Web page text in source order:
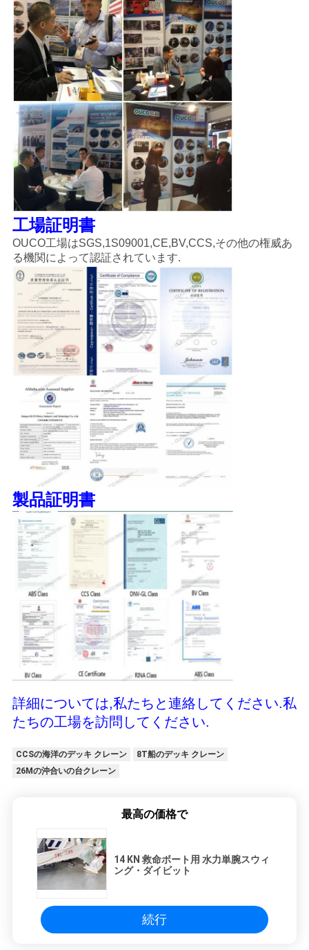
工場証明書
OUCO工場はSGS,1S09001,CE,BV,CCS,その他の権威あ
る機関によって認証されています.
製品証明書
詳細については,私たちと連絡してください.私
たちの工場を訪問してください.
CCSの海洋のデッキ クレーン
8T船のデッキ クレーン
26Mの沖合いの台クレーン
最高の価格で
14 KN 救命ボート用 水力単腕スウィ
ング・ダイビット
続行